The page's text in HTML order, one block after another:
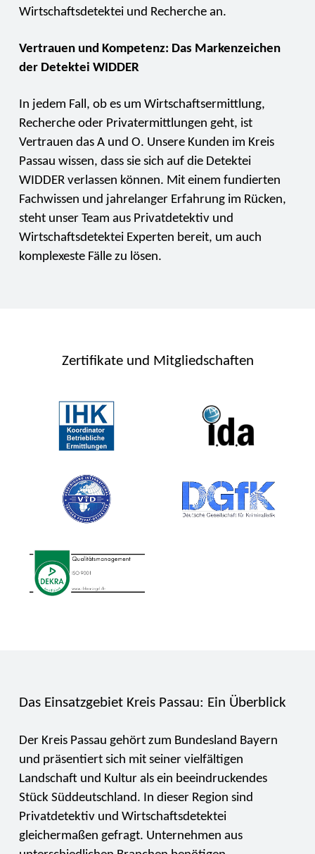
Wirtschaftsdetektei und Recherche an.
Vertrauen und Kompetenz: Das Markenzeichen
der Detektei WIDDER
In jedem Fall, ob es um Wirtschaftsermittlung,
Recherche oder Privatermittlungen geht, ist
Vertrauen das A und O. Unsere Kunden im Kreis
Passau wissen, dass sie sich auf die Detektei
WIDDER verlassen können. Mit einem fundierten
Fachwissen und jahrelanger Erfahrung im Rücken,
steht unser Team aus Privatdetektiv und
Wirtschaftsdetektei Experten bereit, um auch
komplexeste Fälle zu lösen.
Zertifikate und Mitgliedschaften
Das Einsatzgebiet Kreis Passau: Ein Überblick
Der Kreis Passau gehört zum Bundesland Bayern
und präsentiert sich mit seiner vielfältigen
Landschaft und Kultur als ein beeindruckendes
Stück Süddeutschland. In dieser Region sind
Privatdetektiv und Wirtschaftsdetektei
gleichermaßen gefragt. Unternehmen aus